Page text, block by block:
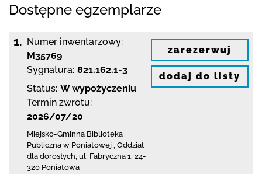
Dostępne egzemplarze
1. Numer inwentarzowy:
M35769
Sygnatura: 821.162.1-3
Status: W wypożyczeniu
Termin zwrotu:
2026/07/20
Miejsko-Gminna Biblioteka
Publiczna w Poniatowej Oddział
dla dorosłych, ul. Fabryczna 1 24-
320 Poniatowa
zarezerwuj
dodaj do listy